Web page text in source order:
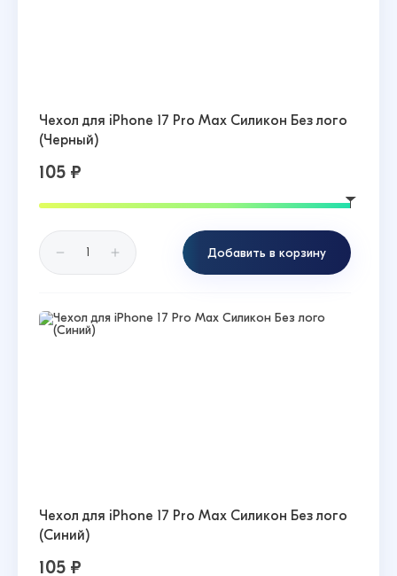
Чехол для iPhone 17 Pro Max Силикон Без лого
(Черный)
105 ₽
Добавить в корзину
Чехол для iPhone 17 Pro Max Силикон Без лого
(Синий)
105 ₽